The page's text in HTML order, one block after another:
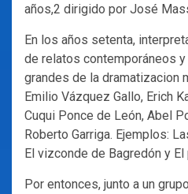
años,2 dirigido por José
En los años setenta,
de relatos contemporáneos
grandes de la dramatizacion
Emilio Vázquez Gallo, Erich
Cuqui Ponce de León, Abel
Roberto Garriga. Ejemplos:
El vizconde de Bagredón y
Por entonces, junto a un